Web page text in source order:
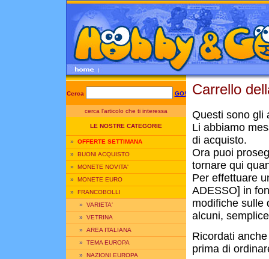
Cerca GO!
cerca l'articolo che ti interessa
LE NOSTRE CATEGORIE
» OFFERTE SETTIMANA
» BUONI ACQUISTO
» MONETE NOVITA'
» MONETE EURO
» FRANCOBOLLI
» VARIETA'
» VETRINA
» AREA ITALIANA
» TEMA EUROPA
» NAZIONI EUROPA
Carrello
Questi sono gli
Li abbiamo
di acquisto.
Ora puoi
tornare qui
Per effettuare
ADESSO] in
modifiche sulle
alcuni,
Ricordati
prima di